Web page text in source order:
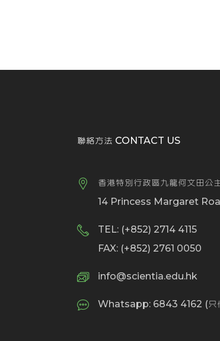
聯絡方法 CONTACT US
香港特別行政區九龍何文田公
14 Princess Margaret
TEL: (+852) 2714 4115
FAX: (+852) 2761 0050
info@scientia.edu.hk
Whatsapp: 6843 4162 (只